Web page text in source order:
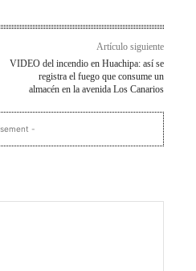
Artículo siguiente
VIDEO del incendio en Huachipa: así se
registra el fuego que consume un
almacén en la avenida Los Canarios
-